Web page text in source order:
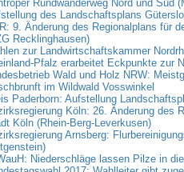
Rundwanderweg Nord und Süd
des Landschaftsplans
9. Änderung des Regionalplans für
Recklinghausen)
zur Landwirtschaftskammer
Pfalz erarbeitet Eckpunkte zur
Wald und Holz NRW:
im Wildwald Vosswinkel
Paderborn: Aufstellung
Köln: 26. Änderung des
Köln (Rhein-Berg-Leverkusen)
Arnsberg:
Niederschläge lassen Pilze in